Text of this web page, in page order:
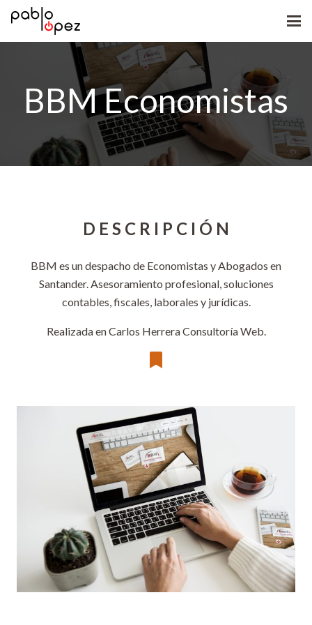
BBM Economistas
D E S C R I P C I Ó N
BBM es un despacho de Economistas y Abogados en
Santander. Asesoramiento profesional, soluciones
contables, fiscales, laborales y jurídicas.
Realizada en Carlos Herrera Consultoría Web.